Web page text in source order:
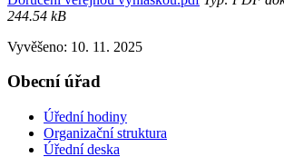
244.54 kB
Vyvěšeno: 10. 11. 2025
Obecní úřad
Úřední hodiny
Organizační struktura
Úřední deska